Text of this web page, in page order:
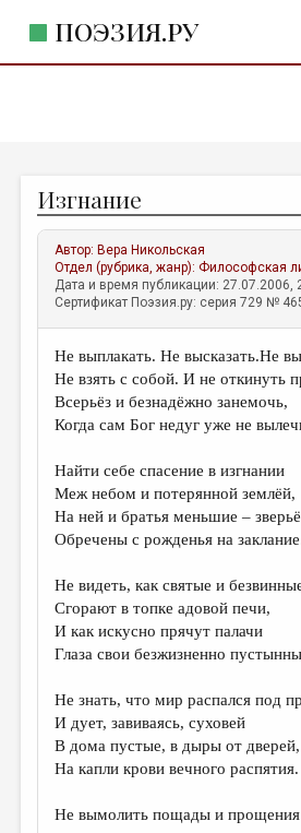
ПОЭЗИЯ.РУ
ЖАНРЫ
АВТОРЫ
КОММЕНТАРИИ
ЛИТСАЛОН
НОВОСТИ
ПРАВИЛА САЙТА
ИЗБРАННОЕ
ДАЙДЖЕСТ
ПЕРЕВОДЫ
КОНКУРСЫ
КНИЖНАЯ ПОЛКА
ОБЗОР ЛИТЕРАТУРЫ
ОБЪЯВЛЕНИЯ
Изгнание
Автор: Вера Никольская
Отдел (рубрика, жанр):Философская
Дата и время публикации: 27.07.2006,
Сертификат Поэзия.ру: серия 729 №
Не выплакать. Не высказать.Не
Не взять с собой. И не откинуть
Всерьёз и безнадёжно занемочь,
Когда сам Бог недуг уже не
Найти себе спасение в изгнании
Меж небом и потерянной землёй,
На ней и братья меньшие –
Обречены с рожденья на
Не видеть, как святые и
Сгорают в топке адовой печи,
И как искусно прячут палачи
Глаза свои безжизненно
Не знать, что мир распался под
И дует, завиваясь, суховей
В дома пустые, в дыры от дверей,
На капли крови вечного распятия.
Не вымолить пощады и